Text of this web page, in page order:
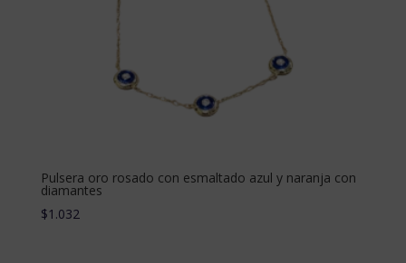
Pulsera oro rosado con esmaltado azul y naranja con
diamantes
$1.032